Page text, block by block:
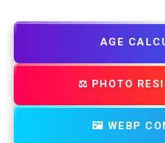
AGE
⚖️ PHOTO
🖼️ WEBP